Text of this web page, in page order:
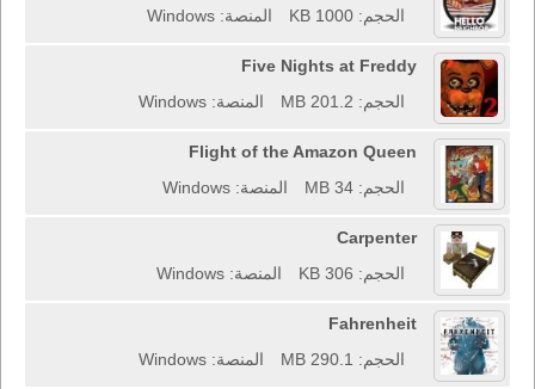
الحجم: 1000 KB
المنصة: Windows
Five Nights at Freddy
الحجم: 201.2 MB
المنصة: Windows
Flight of the Amazon Queen
الحجم: 34 MB
المنصة: Windows
Carpenter
الحجم: 306 KB
المنصة: Windows
Fahrenheit
الحجم: 290.1 MB
المنصة: Windows